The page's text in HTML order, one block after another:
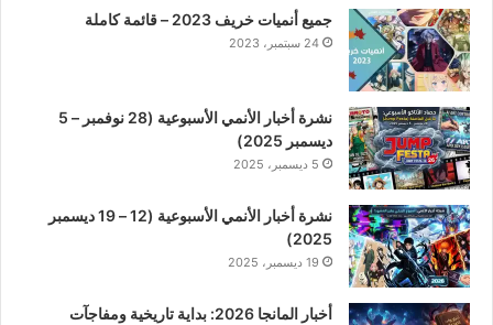
جميع أنميات خريف 2023 – قائمة كاملة
24 سبتمبر، 2023
نشرة أخبار الأنمي الأسبوعية (28 نوفمبر – 5
ديسمبر 2025)
5 ديسمبر، 2025
نشرة أخبار الأنمي الأسبوعية (12 – 19 ديسمبر
2025)
19 ديسمبر، 2025
أخبار المانجا 2026: بداية تاريخية ومفاجآت